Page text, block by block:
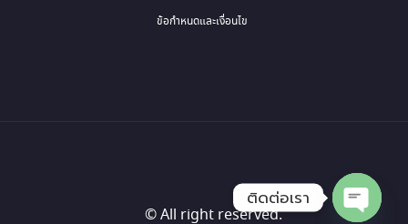
ข้อกำหนดและเงื่อนไข
© All right reserved.
ติดต่อเรา